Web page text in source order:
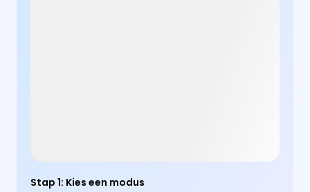
Stap 1: Kies een modus